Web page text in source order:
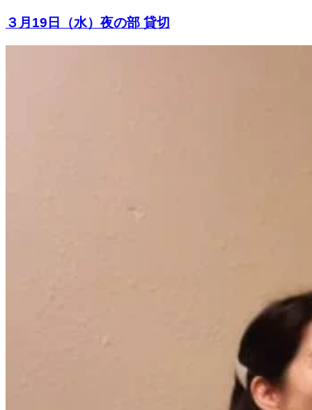
３月19日（水）夜の部 貸切